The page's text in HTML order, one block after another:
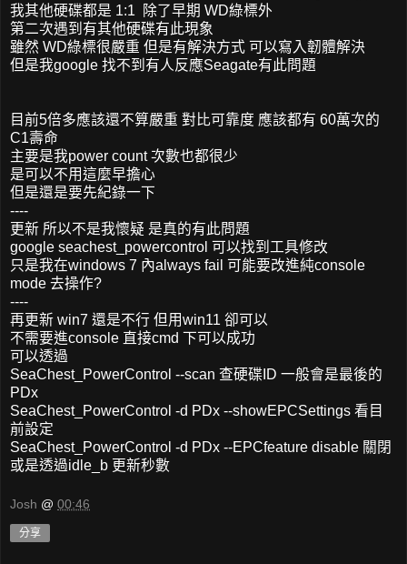
我其他硬碟都是 1:1 除了早期 WD綠標外
第二次遇到有其他硬碟有此現象
雖然 WD綠標很嚴重 但是有解決方式 可以寫入韌體解決
但是我google 找不到有人反應Seagate有此問題
目前5倍多應該還不算嚴重 對比可靠度 應該都有 60萬次的
C1壽命
主要是我power count 次數也都很少
是可以不用這麼早擔心
但是還是要先紀錄一下
----
更新 所以不是我懷疑 是真的有此問題
google seachest_powercontrol 可以找到工具修改
只是我在windows 7 內always fail 可能要改進純console
mode 去操作?
----
再更新 win7 還是不行 但用win11 卻可以
不需要進console 直接cmd 下可以成功
可以透過
SeaChest_PowerControl --scan 查硬碟ID 一般會是最後的
PDx
SeaChest_PowerControl -d PDx --showEPCSettings 看目
前設定
SeaChest_PowerControl -d PDx --EPCfeature disable 關閉
或是透過idle_b 更新秒數
Josh @ 00:46
分享